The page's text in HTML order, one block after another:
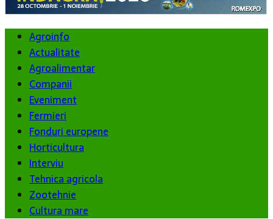
Agroinfo
Actualitate
Agroalimentar
Companii
Eveniment
Fermieri
Fonduri europene
Horticultura
Interviu
Tehnica agricola
Zootehnie
Cultura mare